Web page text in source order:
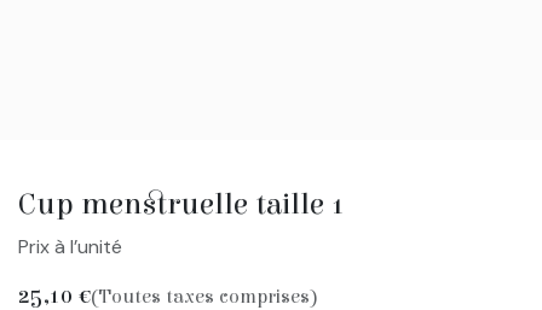
Cup menstruelle taille 1
Prix à l’unité
25,10 €(Toutes taxes comprises)